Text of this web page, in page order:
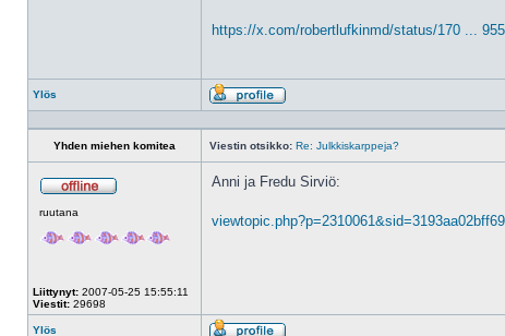
https://x.com/robertlufkinmd/status/170 ...
Ylös
Profiili
Yhden miehen komitea
Viestin otsikko: Re: Julkkiskarppeja?
ruutana
Liittynyt: 2007-05-25 15:55:11
Viestit: 29698
Anni ja Fredu Sirviö:
Ylös